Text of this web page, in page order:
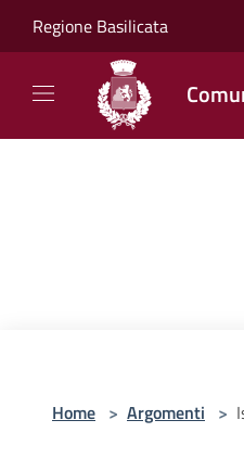
Regione Basilicata
Home > Argomenti >